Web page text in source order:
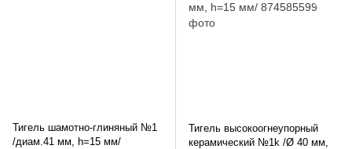
Тигель шамотно-глиняный №1
/диам.41 мм, h=15 мм/
Тигель высокоогнеупорный
керамический №1k /Ø 40 мм,